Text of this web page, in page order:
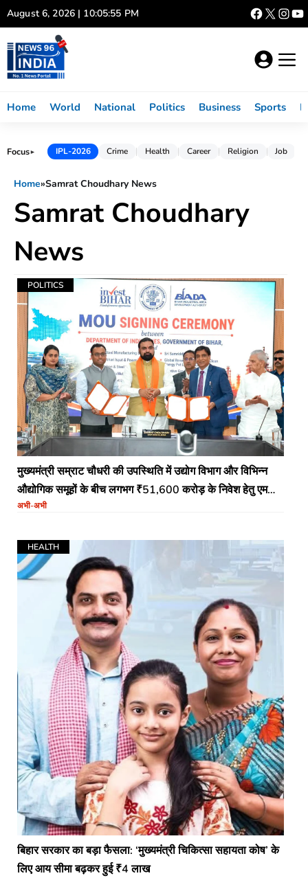
Skip
to
content
August 6, 2026 | 10:05:55 PM
Home World National Politics Business Sports
Focus► IPL-2026 Crime Health Career Religion Job
Home»Samrat Choudhary News
Samrat Choudhary
News
POLITICS
मुख्यमंत्री सम्राट चौधरी की उपस्थिति में उद्योग विभाग और विभिन्न
औद्योगिक समूहों के बीच लगभग ₹51,600 करोड़ के निवेश हेतु एमओयू
(MoU) पर हस्ताक्षर
अभी-अभी
HEALTH
बिहार सरकार का बड़ा फैसला: ‘मुख्यमंत्री चिकित्सा सहायता कोष’ के
लिए आय सीमा बढ़कर हुई ₹4 लाख